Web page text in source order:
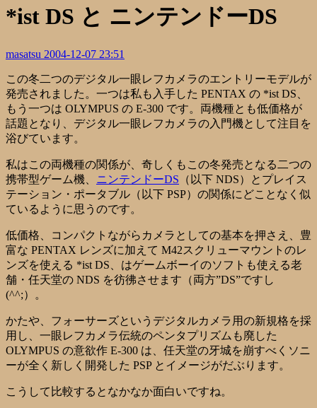
*ist DS と ニンテンドーDS
masatsu 2004-12-07 23:51
この冬二つのデジタル一眼レフカメラのエントリーモデルが
発売されました。一つは私も入手した PENTAX の *ist DS
もう一つは OLYMPUS の E-300 です。両機種とも低価格が
話題となり、デジタル一眼レフカメラの入門機として注目を
浴びています。
私はこの両機種の関係が、奇しくもこの冬発売となる二つの
携帯型ゲーム機、 ニンテンドーDS （以下 NDS）と プレイス
テーション・ポータブル （以下 PSP）の関係にどことなく似
ているように思うのです。
低価格、コンパクトながらカメラとしての基本を押さえ、豊
富な PENTAX レンズに加えて M42スクリューマウントのレ
ンズを使える *ist DS、はゲームボーイのソフトも使える老
舗・任天堂の NDS を彷彿させます（両方”DS”ですし
(^^;）。
かたや、フォーサーズというデジタルカメラ用の新規格を採
用し、一眼レフカメラ伝統のペンタプリズムも廃した
OLYMPUS の意欲作 E-300 は、任天堂の牙城を崩すべくソニ
ーが全く新しく開発した PSP とイメージがだぶります。
こうして比較するとなかなか面白いですね。